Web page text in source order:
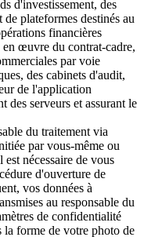
d'investissement, des
plateformes destinés au
financières
en œuvre du contrat-cadre,
par voie
des cabinets d'audit,
de l'application
des serveurs et assurant le
du traitement via
par vous-même ou
nécessaire de vous
d'ouverture de
vos données à
au responsable du
de confidentialité
forme de votre photo de